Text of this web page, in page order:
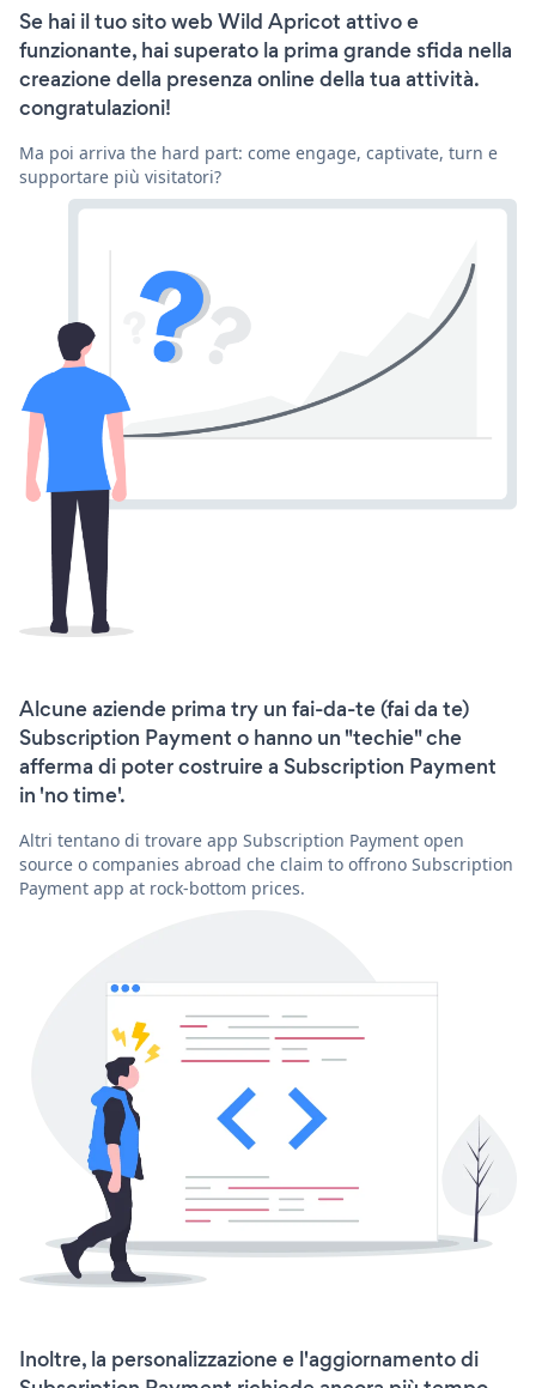
Se hai il tuo sito web Wild Apricot attivo e
funzionante, hai superato la prima grande sfida nella
creazione della presenza online della tua attività.
congratulazioni!
Ma poi arriva the hard part: come engage, captivate, turn e
supportare più visitatori?
Alcune aziende prima try un fai-da-te (fai da te)
Subscription Payment o hanno un "techie" che
afferma di poter costruire a Subscription Payment
in 'no time'.
Altri tentano di trovare app Subscription Payment open
source o companies abroad che claim to offrono Subscription
Payment app at rock-bottom prices.
Inoltre, la personalizzazione e l'aggiornamento di